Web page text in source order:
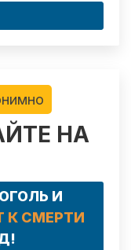
НА
И
К СМЕРТИ